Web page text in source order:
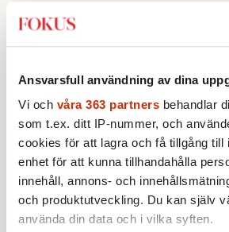
Ansvarsfull användning av dina
Vi och våra 363 partners behandlar
som t.ex. ditt IP-nummer, och
cookies för att lagra och få tillgång till
enhet för att kunna tillhandahålla
innehåll, annons- och
och produktutveckling. Du kan själv
använda din data och i vilka syften.